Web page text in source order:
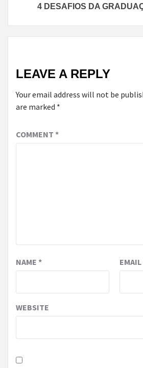
4 DESAFIOS DA
LEAVE A REPLY
Your email address will not be
are marked *
COMMENT *
NAME * EMAIL
WEBSITE